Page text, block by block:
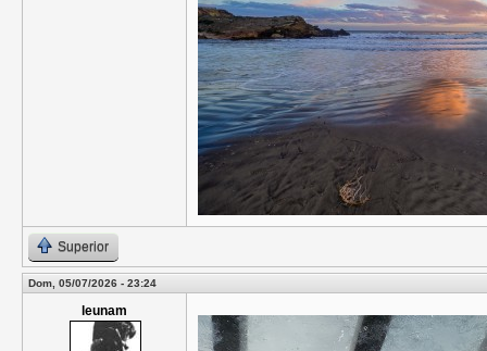
Superior
Dom, 05/07/2026 - 23:24
leunam